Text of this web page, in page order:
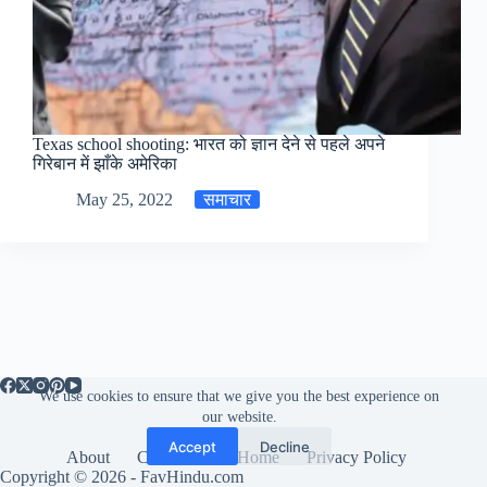
We use cookies to ensure that we give you the best experience on
our website.
Accept Decline
Texas school shooting: भारत को ज्ञान देने से पहले अपने
गिरेबान में झाँके अमेरिका
May 25, 2022
समाचार
About Contact us Home
Privacy Policy
Copyright © 2026 - FavHindu.com